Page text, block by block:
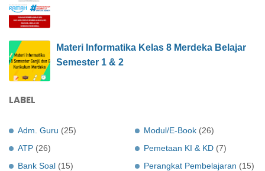
Materi Informatika Kelas 8 Merdeka Belajar
Semester 1 & 2
LABEL
Adm. Guru (25)
ATP (26)
Bank Soal (15)
Modul/E-Book (26)
Pemetaan KI & KD (7)
Perangkat Pembelajaran (15)